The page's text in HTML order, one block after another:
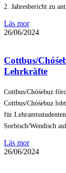
2. Jahresbericht zu
Läs mor
26/06/2024
Cottbus/
Lehrkräfte
Cottbus/Chóśebuz
Cottbus/Chóśebuz
für
Sorbisch/Wendisch
Läs mor
26/06/2024